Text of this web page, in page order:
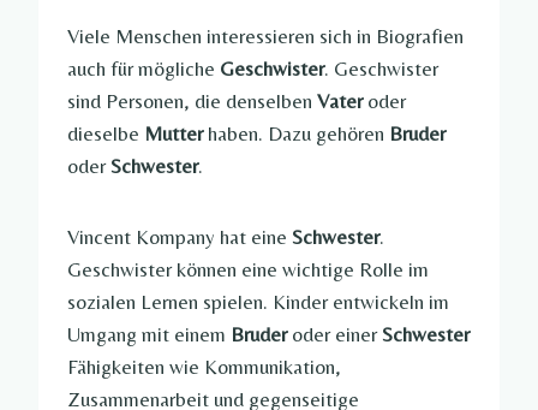
Viele Menschen interessieren sich in Biografien
auch für mögliche Geschwister. Geschwister
sind Personen, die denselben Vateroder
dieselbe Mutterhaben. Dazu gehören Bruder
oder Schwester.
Vincent Kompany hat eine Schwester.
Geschwister können eine wichtige Rolle im
sozialen Lernen spielen. Kinder entwickeln im
Umgang mit einem Bruderoder einer Schwester
Fähigkeiten wie Kommunikation,
Zusammenarbeit und gegenseitige